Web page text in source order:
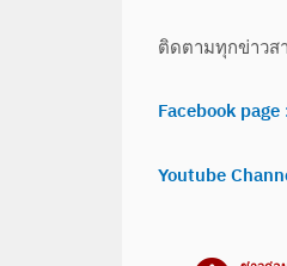
ติดตามทุกข่าวส
Facebook
Youtube